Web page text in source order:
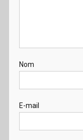
Nom
E-mail